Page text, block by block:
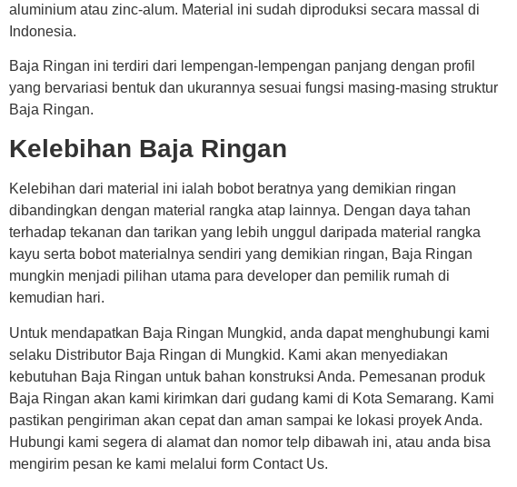
aluminium atau zinc-alum. Material ini sudah diproduksi secara massal di
Indonesia.
Baja Ringan ini terdiri dari lempengan-lempengan panjang dengan profil
yang bervariasi bentuk dan ukurannya sesuai fungsi masing-masing struktur
Baja Ringan.
Kelebihan Baja Ringan
Kelebihan dari material ini ialah bobot beratnya yang demikian ringan
dibandingkan dengan material rangka atap lainnya. Dengan daya tahan
terhadap tekanan dan tarikan yang lebih unggul daripada material rangka
kayu serta bobot materialnya sendiri yang demikian ringan, Baja Ringan
mungkin menjadi pilihan utama para developer dan pemilik rumah di
kemudian hari.
Untuk mendapatkan Baja Ringan Mungkid, anda dapat menghubungi kami
selaku Distributor Baja Ringan di Mungkid. Kami akan menyediakan
kebutuhan Baja Ringan untuk bahan konstruksi Anda. Pemesanan produk
Baja Ringan akan kami kirimkan dari gudang kami di Kota Semarang. Kami
pastikan pengiriman akan cepat dan aman sampai ke lokasi proyek Anda.
Hubungi kami segera di alamat dan nomor telp dibawah ini, atau anda bisa
mengirim pesan ke kami melalui form Contact Us.